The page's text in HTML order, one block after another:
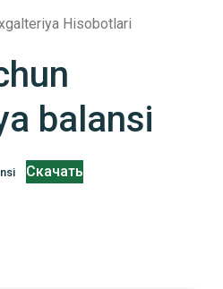
Hisobotlari
balansi
Скачать